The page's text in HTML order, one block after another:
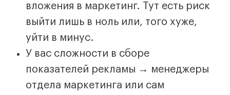
вложения в маркетинг. Тут есть риск
выйти лишь в ноль или, того хуже,
уйти в минус.
У вас сложности в сборе
показателей рекламы → менеджеры
отдела маркетинга или сам